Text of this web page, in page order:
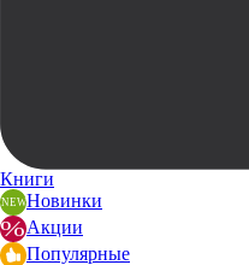
Книги
Новинки
Акции
Популярные